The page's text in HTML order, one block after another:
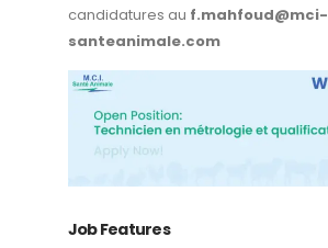
candidatures au f.mahfoud@mci-
santeanimale.com
Job Features